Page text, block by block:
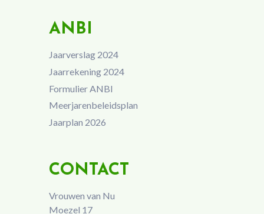
ANBI
Jaarverslag 2024
Jaarrekening 2024
Formulier ANBI
Meerjarenbeleidsplan
Jaarplan 2026
CONTACT
Vrouwen van Nu
Moezel 17